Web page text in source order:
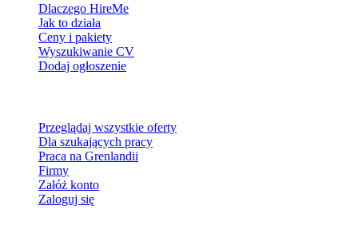
Dlaczego HireMe
Jak to działa
Ceny i pakiety
Wyszukiwanie CV
Dodaj ogłoszenie
Przeglądaj wszystkie oferty
Dla szukających pracy
Praca na Grenlandii
Firmy
Załóż konto
Zaloguj się